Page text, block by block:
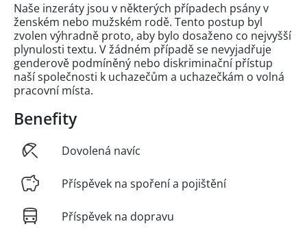
Naše inzeráty jsou v některých případech psány v
ženském nebo mužském rodě. Tento postup byl
zvolen výhradně proto, aby bylo dosaženo co nejvyšší
plynulosti textu. V žádném případě se nevyjadřuje
genderově podmíněný nebo diskriminační přístup
naší společnosti k uchazečům a uchazečkám o volná
pracovní místa.
Benefity
Dovolená navíc
Příspěvek na spoření a pojištění
Příspěvek na dopravu